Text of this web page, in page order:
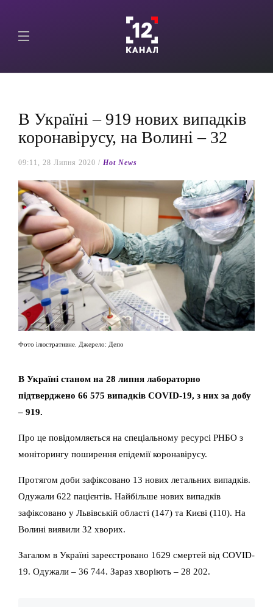
В Україні – 919 нових випадків
коронавірусу, на Волині – 32
09:11, 28 Липня 2020 / Hot News
Фото ілюстративне. Джерело: Депо
В Україні станом на 28 липня лабораторно
підтверджено 66 575 випадків COVID-19, з них за добу
– 919.
Про це повідомляється на спеціальному ресурсі РНБО з
моніторингу поширення епідемії коронавірусу.
Протягом доби зафіксовано 13 нових летальних випадків.
Одужали 622 пацієнтів. Найбільше нових випадків
зафіксовано у Львівській області (147) та Києві (110). На
Волині виявили 32 хворих.
Загалом в Україні зареєстровано 1629 смертей від COVID-
19. Одужали – 36 744. Зараз хворіють – 28 202.